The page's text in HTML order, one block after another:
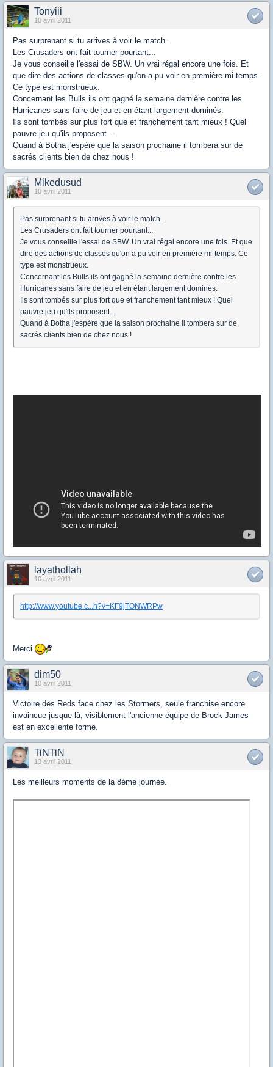
Tonyiii
10 avril 2011
Pas surprenant si tu arrives à voir le match.
Les Crusaders ont fait tourner pourtant...
Je vous conseille l'essai de SBW. Un vrai régal encore une fois. Et
que dire des actions de classes qu'on a pu voir en première mi-temps.
Ce type est monstrueux.
Concernant les Bulls ils ont gagné la semaine dernière contre les
Hurricanes sans faire de jeu et en étant largement dominés.
Ils sont tombés sur plus fort que et franchement tant mieux ! Quel
pauvre jeu qu'ils proposent...
Quand à Botha j'espère que la saison prochaine il tombera sur de
sacrés clients bien de chez nous !
Mikedusud
10 avril 2011
Pas surprenant si tu arrives à voir le match.
Les Crusaders ont fait tourner pourtant...
Je vous conseille l'essai de SBW. Un vrai régal encore une fois. Et que
dire des actions de classes qu'on a pu voir en première mi-temps. Ce
type est monstrueux.
Concernant les Bulls ils ont gagné la semaine dernière contre les
Hurricanes sans faire de jeu et en étant largement dominés.
Ils sont tombés sur plus fort que et franchement tant mieux ! Quel
pauvre jeu qu'ils proposent...
Quand à Botha j'espère que la saison prochaine il tombera sur de
sacrés clients bien de chez nous !
layathollah
10 avril 2011
http://www.youtube.c...h?v=KF9jTONWRPw
Merci
dim50
10 avril 2011
Victoire des Reds face chez les Stormers, seule franchise encore
invaincue jusque là, visiblement l'ancienne équipe de Brock James
est en excellente forme.
TiNTiN
13 avril 2011
Les meilleurs moments de la 8ème journée.